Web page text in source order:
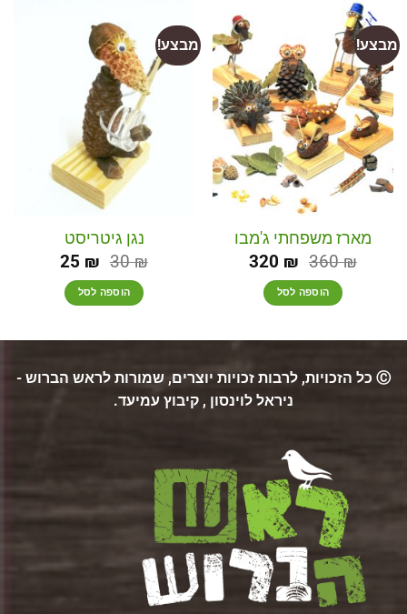
מבצע!
מארז משפחתי ג'מבו
360₪
320 ₪
הוספה לסל
מבצע!
נגן גיטריסט
30₪
25 ₪
הוספה לסל
Ⓒ כל הזכויות, לרבות זכויות יוצרים, שמורות לראש הברוש -
ניראל לוינסון , קיבוץ עמיעד.